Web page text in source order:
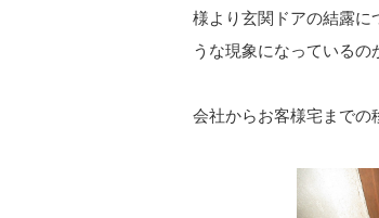
様より玄関ドアの結露に
うな現象になっているの
会社からお客様宅までの